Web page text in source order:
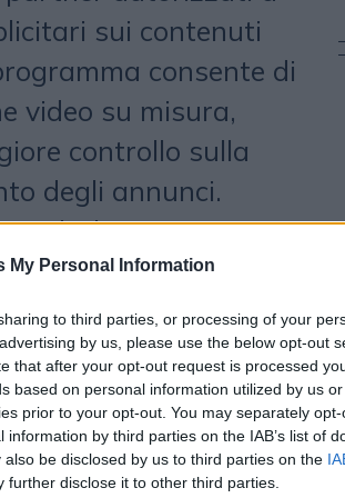
My Personal Information
to third parties, or processing of your
by us, please use the below opt-out
that after your opt-out request is processed
based on personal information utilized by us
prior to your opt-out. You may separately
by third parties on the IAB’s list of
be disclosed by us to third parties on the
further disclose it to other third parties.
sui contenuti
consente di
video su misura,
controllo sulla
degli annunci.
che possono
qualità, e per i
di
“Siamo di fronte
Group - afferma
-. Essere
una community